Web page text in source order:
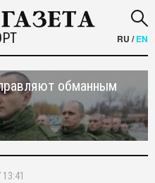
RU /EN
обманным